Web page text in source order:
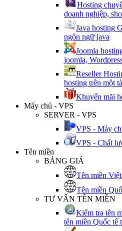
Hosting
doanh nghiệp,
Java hosting
ngôn ngữ java
Joomla
joomla,
Reseller
hosting trên một
Khuyến mãi
Máy chủ - VPS
SERVER - VPS
VPS - Máy
VPS - Chất
Tên miền
BẢNG GIÁ
Tên miền
Tên miền
TƯ VẤN TÊN MIỀN
Kiểm tra tên
tên miền Quốc tế